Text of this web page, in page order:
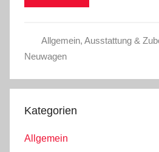
Allgemein, Ausstattung &
Neuwagen
Kategorien
Allgemein